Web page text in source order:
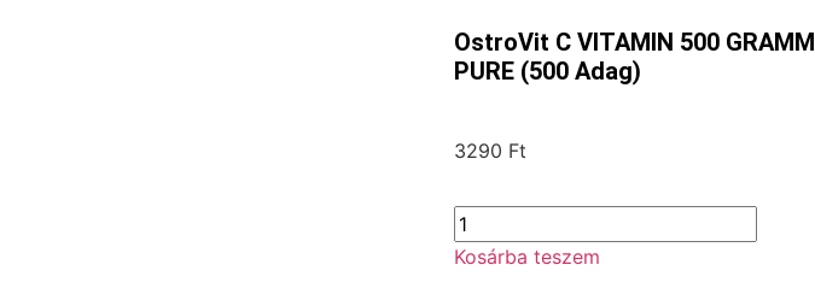
OstroVit C VITAMIN 500 GRAMM
PURE (500 Adag)
3290 Ft
Kosárba teszem